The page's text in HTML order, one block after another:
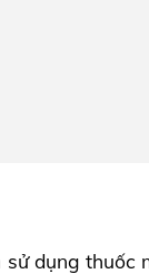
dụng thuốc